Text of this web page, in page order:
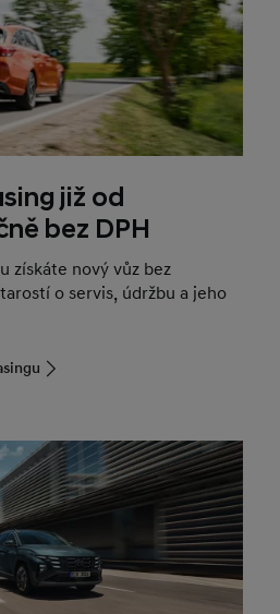
již od
bez DPH
získáte nový vůz bez
o servis, údržbu a jeho